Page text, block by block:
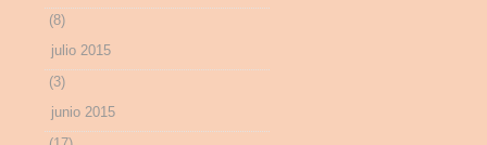
(8)
julio 2015
(3)
junio 2015